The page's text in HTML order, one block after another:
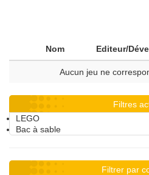
Nom Editeur/
Aucun jeu ne
Filtres
LEGO
Bac à sable
Filtrer par